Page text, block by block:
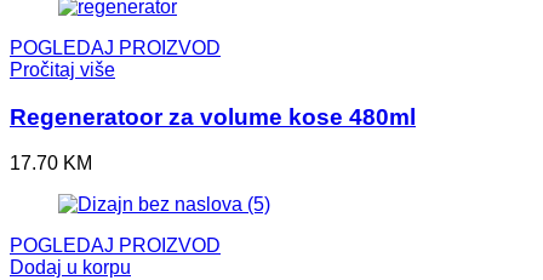
POGLEDAJ PROIZVOD
Pročitaj više
Regeneratoor za volume kose 480ml
17.70 KM
POGLEDAJ PROIZVOD
Dodaj u korpu